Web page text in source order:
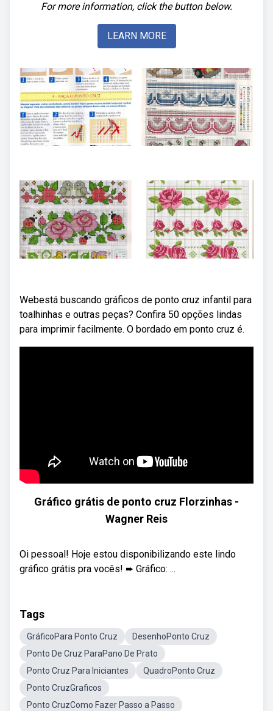
For more information, click the button below.
LEARN MORE
Webestá buscando gráficos de ponto cruz infantil para
toalhinhas e outras peças? Confira 50 opções lindas
para imprimir facilmente. O bordado em ponto cruz é.
Gráfico grátis de ponto cruz Florzinhas -
Wagner Reis
Oi pessoal! Hoje estou disponibilizando este lindo
gráfico grátis pra vocês! ➨ Gráfico: ...
Tags
GráficoPara Ponto Cruz
DesenhoPonto Cruz
Ponto De Cruz ParaPano De Prato
Ponto Cruz Para Iniciantes
QuadroPonto Cruz
Ponto CruzGraficos
Ponto CruzComo Fazer Passo a Passo